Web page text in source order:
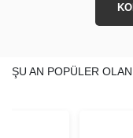
ŞU AN POPÜLER